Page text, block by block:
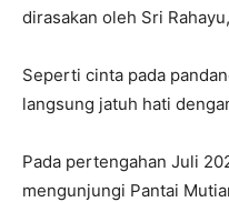
dirasakan oleh Sri
Seperti cinta pada
langsung jatuh hati
Pada pertengahan Juli
mengunjungi Pantai